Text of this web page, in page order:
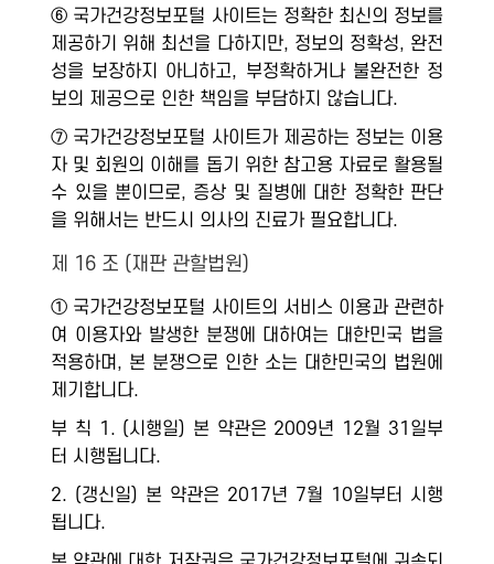
⑥ 국가건강정보포털 사이트는 정확한 최신의 정보를
제공하기 위해 최선을 다하지만, 정보의 정확성, 완전
성을 보장하지 아니하고, 부정확하거나 불완전한 정
보의 제공으로 인한 책임을 부담하지 않습니다.
⑦ 국가건강정보포털 사이트가 제공하는 정보는 이용
자 및 회원의 이해를 돕기 위한 참고용 자료로 활용될
수 있을 뿐이므로, 증상 및 질병에 대한 정확한 판단
을 위해서는 반드시 의사의 진료가 필요합니다.
제 16 조 (재판 관할법원)
① 국가건강정보포털 사이트의 서비스 이용과 관련하
여 이용자와 발생한 분쟁에 대하여는 대한민국 법을
적용하며, 본 분쟁으로 인한 소는 대한민국의 법원에
제기합니다.
부 칙 1. (시행일) 본 약관은 2009년 12월 31일부
터 시행됩니다.
2. (갱신일) 본 약관은 2017년 7월 10일부터 시행
됩니다.